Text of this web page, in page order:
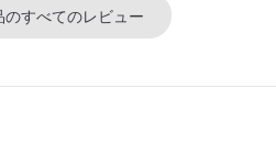
すべてのレビュー